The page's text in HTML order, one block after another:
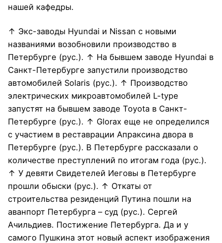
нашей кафедры.
↑ Экс-заводы Hyundai и Nissan с новыми
названиями возобновили производство в
Петербурге (рус.). ↑ На бывшем заводе Hyundai в
Санкт-Петербурге запустили производство
автомобилей Solaris (рус.). ↑ Производство
электрических микроавтомобилей L-type
запустят на бывшем заводе Toyota в Санкт-
Петербурге (рус.). ↑ Glorax еще не определился
с участием в реставрации Апраксина двора в
Петербурге (рус.). В Петербурге рассказали о
количестве преступлений по итогам года (рус.).
↑ У девяти Свидетелей Иеговы в Петербурге
прошли обыски (рус.). ↑ Откаты от
строительства резиденций Путина пошли на
аванпорт Петербурга – суд (рус.). Сергей
Ачильдиев. Постижение Петербурга. Да и у
самого Пушкина этот новый аспект изображения